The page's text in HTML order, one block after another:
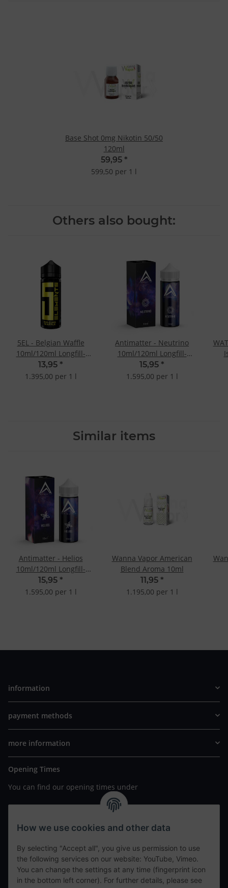
Base Shot 0mg Nikotin 50/50
120ml
59,95 *
599,50 per 1 l
Others also bought:
5EL - Belgian Waffle
10ml/120ml Longfill-
Aroma
13,95 *
1.395,00 per 1 l
Antimatter - Neutrino
10ml/120ml Longfill-
Aroma
15,95 *
1.595,00 per 1 l
Similar items
Antimatter - Helios
10ml/120ml Longfill-
Aroma
15,95 *
1.595,00 per 1 l
Wanna Vapor American
Blend Aroma 10ml
11,95 *
1.195,00 per 1 l
information
payment methods
more information
Opening Times
You can find our opening times under
https://www.wannavapor.de/Filialen
your personal site
contact details
tweet
How we use cookies and other data
By selecting "Accept all", you give us permission to use
the following services on our website: YouTube, Vimeo.
You can change the settings at any time (fingerprint icon
in the bottom left corner). For further details, please see